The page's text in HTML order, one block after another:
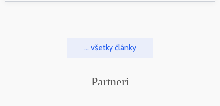
... všetky články
Partneri